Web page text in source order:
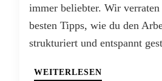
immer beliebter. Wir
besten Tipps, wie du den
strukturiert und entspannt
WEITERLESEN